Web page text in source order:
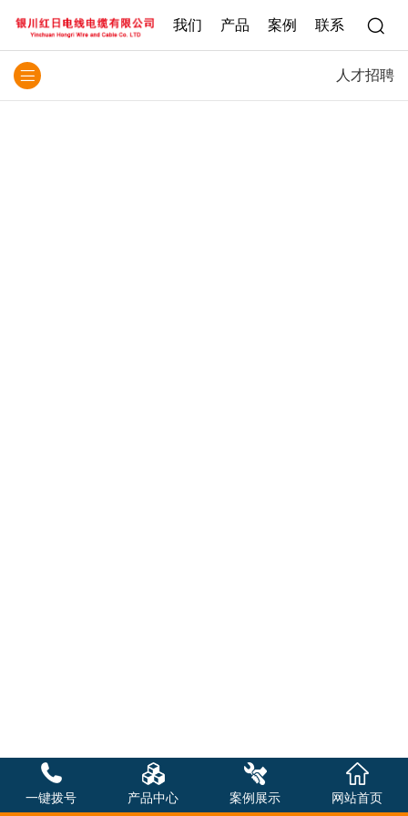
我们 产品 案例 联系
人才招聘
一键拨号 产品中心 案例展示 网站首页